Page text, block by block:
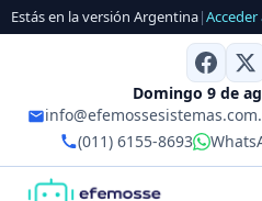
Estás en la versión Argentina|Acceder
Domingo 9 de
(011) 6155-8693